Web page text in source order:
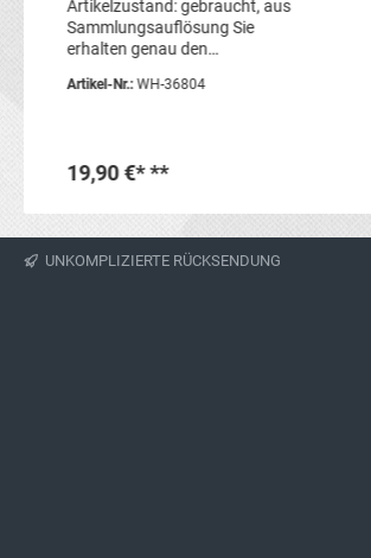
Raute HJ Messer
Artikelzustand: gebraucht, aus
Sammlungsauflösung Sie
erhalten genau den
Artikel-Nr.:WH-36804
19,90 €***
UNKOMPLIZIERTE RÜCKSENDUNG